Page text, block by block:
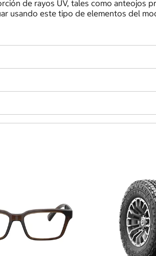
de rayos UV, tales como anteojos
usando este tipo de elementos del